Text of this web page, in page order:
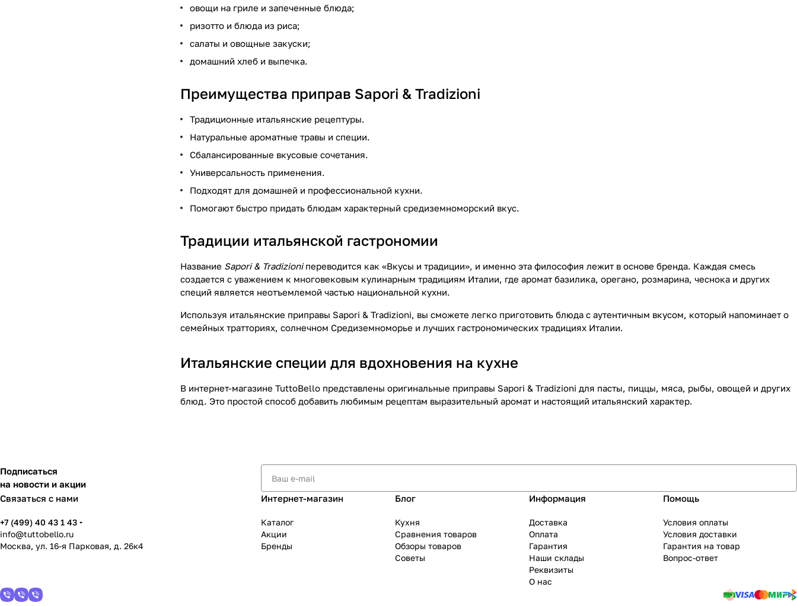
овощи на гриле и запеченные блюда;
ризотто и блюда из риса;
салаты и овощные закуски;
домашний хлеб и выпечка.
Преимущества приправ Sapori & Tradizioni
Традиционные итальянские рецептуры.
Натуральные ароматные травы и специи.
Сбалансированные вкусовые сочетания.
Универсальность применения.
Подходят для домашней и профессиональной кухни.
Помогают быстро придать блюдам характерный средиземноморский вкус.
Традиции итальянской гастрономии
Название Sapori & Tradizioniпереводится как «Вкусы и традиции», и именно эта философия лежит в основе бренда. Каждая смесь
создается с уважением к многовековым кулинарным традициям Италии, где аромат базилика, орегано, розмарина, чеснока и других
специй является неотъемлемой частью национальной кухни.
Используя итальянские приправы Sapori & Tradizioni, вы сможете легко приготовить блюда с аутентичным вкусом, который напоминает о
семейных тратториях, солнечном Средиземноморье и лучших гастрономических традициях Италии.
Итальянские специи для вдохновения на кухне
В интернет-магазине TuttoBello представлены оригинальные приправы Sapori & Tradizioni для пасты, пиццы, мяса, рыбы, овощей и других
блюд. Это простой способ добавить любимым рецептам выразительный аромат и настоящий итальянский характер.
Подписаться
на новости и акции
Связаться с нами
+7 (499) 40 43 1 43
info@tuttobello.ru
Москва, ул. 16-я Парковая, д. 26к4
Интернет-магазин
Каталог
Акции
Бренды
Блог
Кухня
Сравнения товаров
Обзоры товаров
Советы
Информация
Доставка
Оплата
Гарантия
Наши склады
Реквизиты
О нас
Помощь
Условия оплаты
Условия доставки
Гарантия на товар
Вопрос-ответ